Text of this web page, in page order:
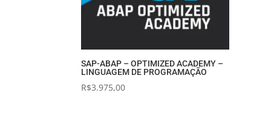
SAP-ABAP – OPTIMIZED ACADEMY –
LINGUAGEM DE PROGRAMAÇÃO
R$3.975,00